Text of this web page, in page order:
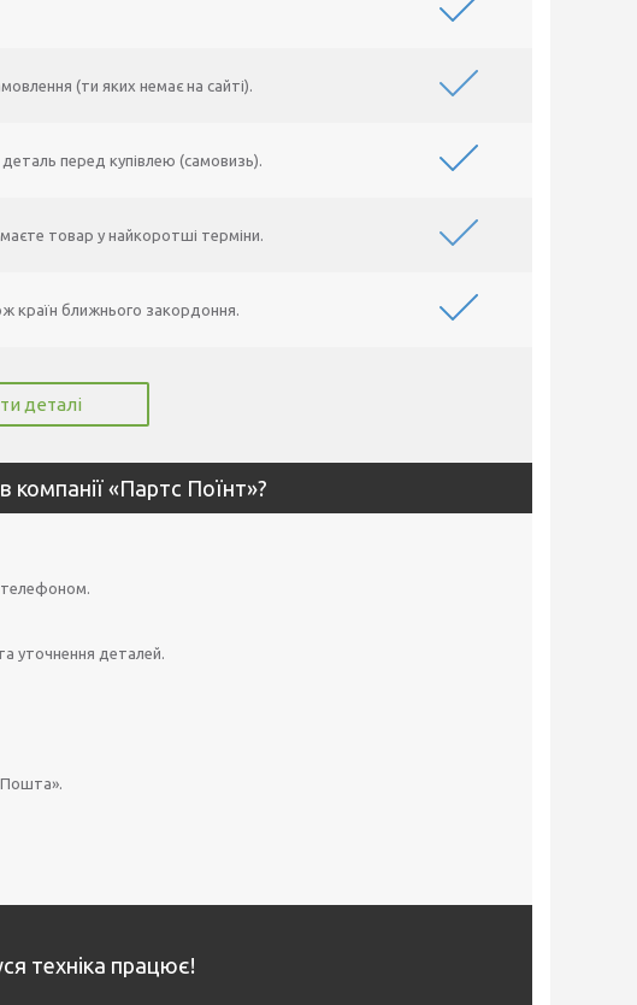
(ти яких немає на сайті).
перед купівлею (самовизь).
товар у найкоротші терміни.
країн ближнього закордоння.
деталі
«Партс Поїнт»?
уточнення деталей.
техніка працює!